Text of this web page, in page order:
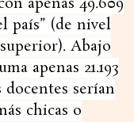
país” (de nivel
Abajo
apenas 21.193
docentes serían
chicas o